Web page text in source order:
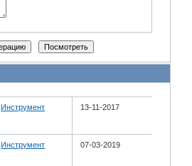
Инструмент 13-11-2017
Инструмент 07-03-2019